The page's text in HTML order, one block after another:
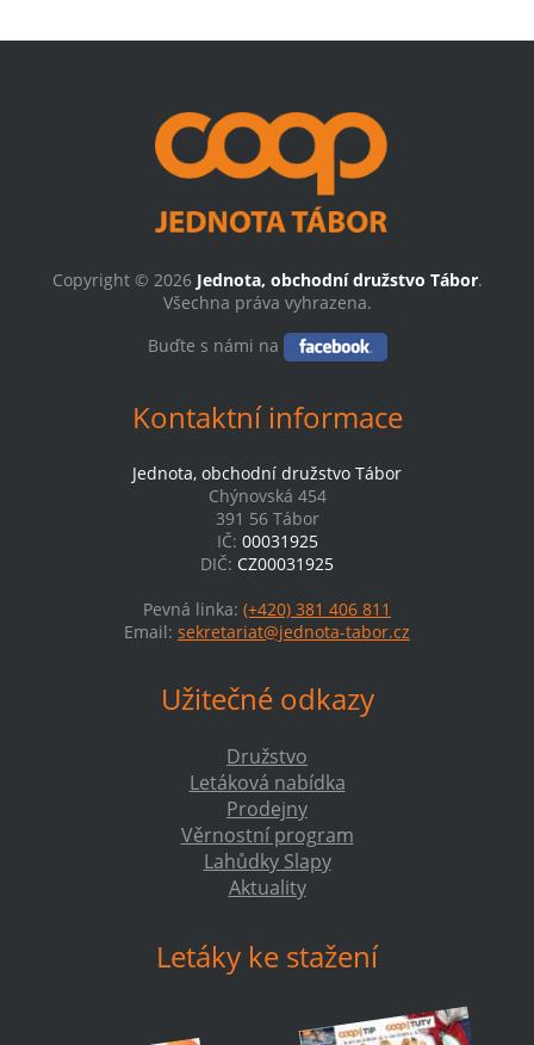
Copyright © 2026 Jednota, obchodní družstvo Tábor.
Všechna práva vyhrazena.
Buďte s námi na
Kontaktní informace
Jednota, obchodní družstvo Tábor
Chýnovská 454
391 56 Tábor
IČ: 00031925
DIČ: CZ00031925
Pevná linka: (+420) 381 406 811
Email: sekretariat@jednota-tabor.cz
Užitečné odkazy
Družstvo
Letáková nabídka
Prodejny
Věrnostní program
Lahůdky Slapy
Aktuality
Letáky ke stažení